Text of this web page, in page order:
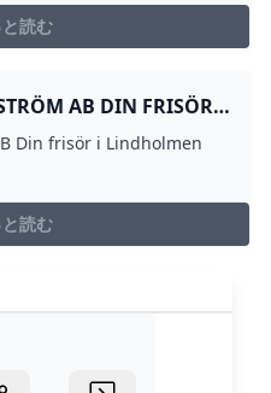
と読む
AB DIN FRISÖR I
Din frisör i Lindholmen
と読む